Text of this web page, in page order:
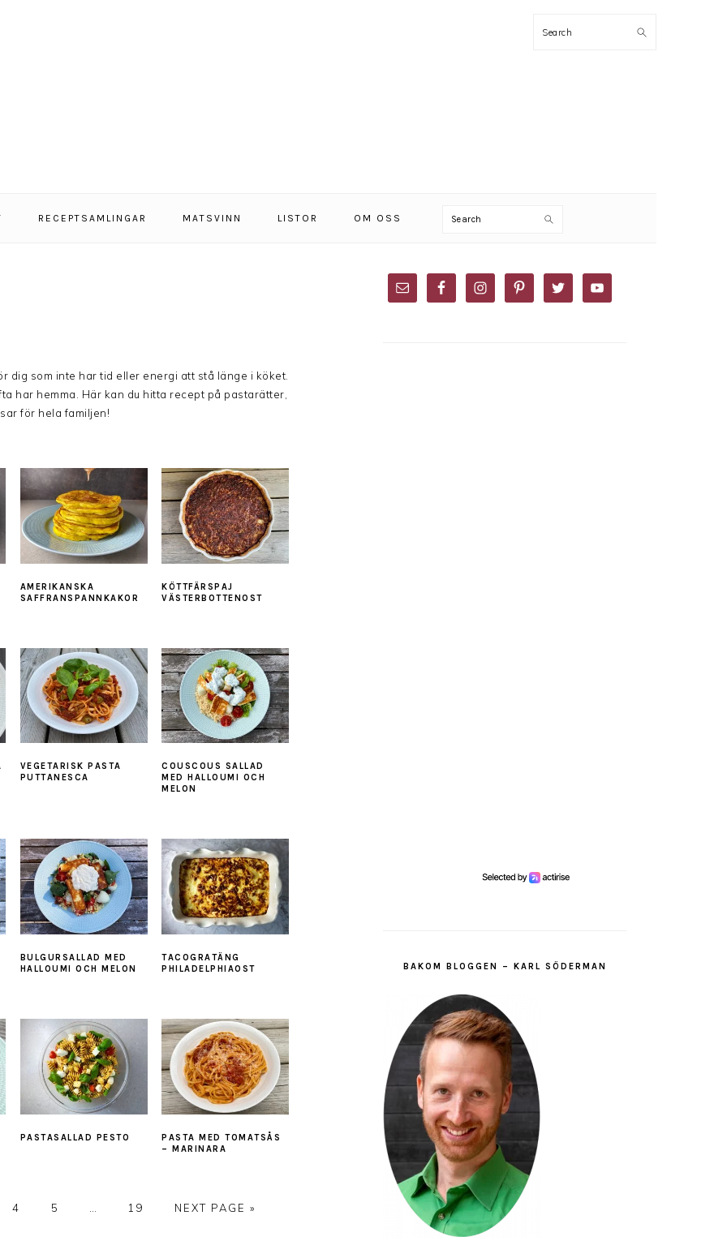
Search
RECEPTSAMLINGAR MATSVINN LISTOR OM OSS Search
dig som inte har tid eller energi att stå länge i köket.
har hemma. Här kan du hitta recept på pastarätter,
för hela familjen!
AMERIKANSKA
SAFFRANSPANNKAKOR
KÖTTFÄRSPAJ
VÄSTERBOTTENOST
VEGETARISK PASTA
PUTTANESCA
COUSCOUS SALLAD
MED HALLOUMI OCH
MELON
BULGURSALLAD MED
HALLOUMI OCH MELON
TACOGRATÄNG
PHILADELPHIAOST
PASTASALLAD PESTO
PASTA MED TOMATSÅS
– MARINARA
PAGE
4 PAGE
5 PAGE
19
GO
NEXT PAGE »
PRIMARY
SIDEBAR
BAKOM BLOGGEN – KARL SÖDERMAN